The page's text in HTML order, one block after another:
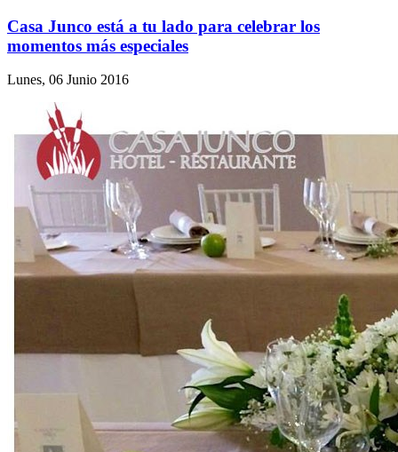
Casa Junco está a tu lado para celebrar los
momentos más especiales
Lunes, 06 Junio 2016